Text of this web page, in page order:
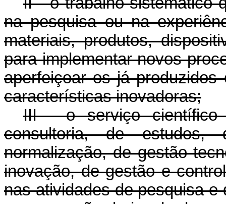
na pesquisa ou na
materiais, produtos,
para implementar novos
aperfeiçoar os já produzidos
características inovadoras;
III - o serviço científico
consultoria, de
normalização, de gestão
inovação, de gestão e
nas atividades de pesquisa e